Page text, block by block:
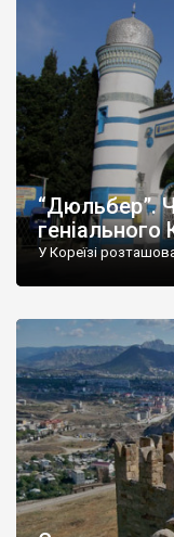
“Дюльбер”.
геніального
У Кореїзі